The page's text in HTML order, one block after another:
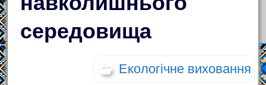
середовища
Екологічне виховання